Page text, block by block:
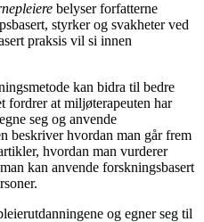
belyser forfatterne
styrker og svakheter ved
praksis vil si innen
kan bidra til bedre
fordrer at miljøterapeuten har
seg og anvende
beskriver hvordan man går frem
hvordan man vurderer
kan anvende forskningsbasert
og egner seg til